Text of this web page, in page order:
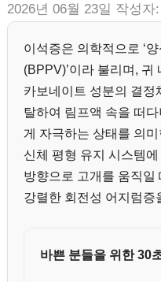
2026년 06월 23일 작성자:
이석증은 의학적으로 ‘
(BPPV)’이라 불리며, 귀
카보네이트 성분의 결정
탈하여 림프액 속을 떠
게 자극하는 상태를 의
신체 평형 유지 시스템
방향으로 고개를 움직일
강렬한 회전성 어지럼증
바쁜 분들을 위한 30